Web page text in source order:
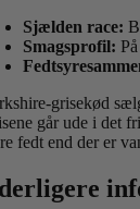
Sjælden race:
Smagsprofil:
grisekød
går ude i det
fedt end der er